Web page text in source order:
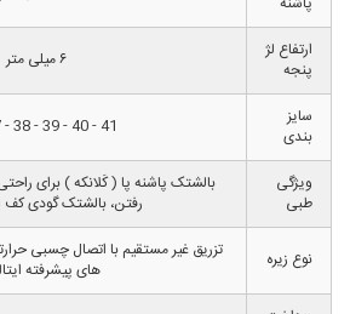
ارتفاع لژ
پنجه
۶ میلی متر
سایز
بندی
41 - 40 - 39 - 38 - 37 - 36
ویژگی
طبی
بالشتک پاشنه پا ( کَلانکه ) برای
رفتن، بالشتک گودی کف
نوع زیره
تزریق غیر مستقیم با اتصال چسبی
های پیشرفته